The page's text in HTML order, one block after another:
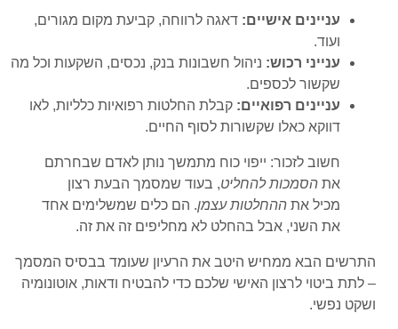
עניינים אישיים: דאגה לרווחה, קביעת מקום מגורים,
ועוד.
ענייני רכוש: ניהול חשבונות בנק, נכסים, השקעות וכל מה
שקשור לכספים.
עניינים רפואיים: קבלת החלטות רפואיות כלליות, לאו
דווקא כאלו שקשורות לסוף החיים.
חשוב לזכור: ייפוי כוח מתמשך נותן לאדם שבחרתם
את הסמכות להחליט, בעוד שמסמך הבעת רצון
מכיל את ההחלטות עצמן. הם כלים שמשלימים אחד
את השני, אבל בהחלט לא מחליפים זה את זה.
התרשים הבא ממחיש היטב את הרעיון שעומד בבסיס המסמך
– לתת ביטוי לרצון האישי שלכם כדי להבטיח ודאות, אוטונומיה
ושקט נפשי.